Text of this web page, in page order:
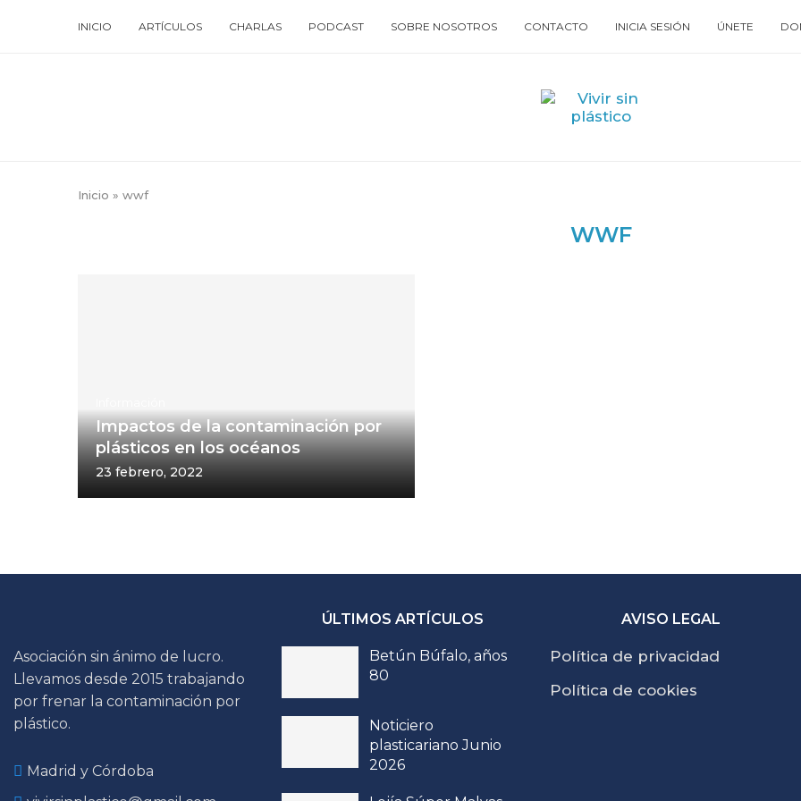
INICIO ARTÍCULOS CHARLAS PODCAST SOBRE NOSOTROS CONTACTO INICIA SESIÓN ÚNETE
Inicio » wwf
WWF
Impactos de la contaminación por
plásticos en los océanos
23 febrero, 2022
Asociación sin ánimo de lucro.
Llevamos desde 2015 trabajando
por frenar la contaminación por
plástico.
Madrid y Córdoba
ÚLTIMOS ARTÍCULOS
Betún Búfalo, años
80
Noticiero
plasticariano Junio
2026
AVISO LEGAL
Política de privacidad
Política de cookies